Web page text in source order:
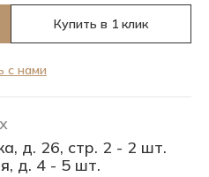
Купить в 1 клик
с нами
д. 26, стр. 2 - 2 шт.
д. 4 - 5 шт.